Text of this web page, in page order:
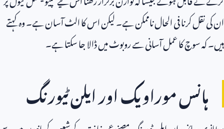
ان کی نقل کرنا فی الحال ناممکن ہے۔ لیکن اس کا الٹ آسان ہے۔ وہ کہتے
ہیں۔ کہ سوچ کا عمل آسانی سے روبوٹ میں ڈالا جا سکتا ہے۔
ہانس موراویک اور ایلن ٹیورنگ